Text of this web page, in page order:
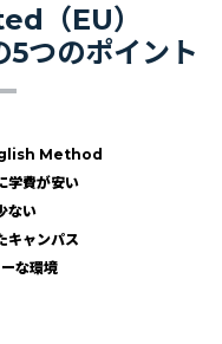
（EU）
のポイント
Method
学費が安い
ない
キャンパス
な環境